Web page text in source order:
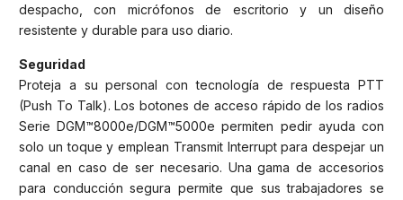
despacho, con micrófonos de escritorio y un diseño
resistente y durable para uso diario.
Seguridad
Proteja a su personal con tecnología de respuesta PTT
(Push To Talk). Los botones de acceso rápido de los radios
Serie DGM™8000e/DGM™5000e permiten pedir ayuda con
solo un toque y emplean Transmit Interrupt para despejar un
canal en caso de ser necesario. Una gama de accesorios
para conducción segura permite que sus trabajadores se